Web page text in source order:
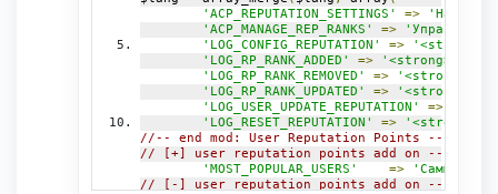
'ACP_REPUTATION_SETTINGS'
=>
'ACP_MANAGE_REP_RANKS'
=>
'Управление
'LOG_CONFIG_REPUTATION'
=>
'LOG_RP_RANK_ADDED'
=>
'LOG_RP_RANK_REMOVED'
=>
'LOG_RP_RANK_UPDATED'
=>
'LOG_USER_UPDATE_REPUTATION'
=>
'LOG_RESET_REPUTATION'
=>
//-- end mod: User Reputation Points
// [+] user reputation points add on -- most
'MOST_POPULAR_USERS'
=>
'Самые
// [-] user reputation points add on -- most